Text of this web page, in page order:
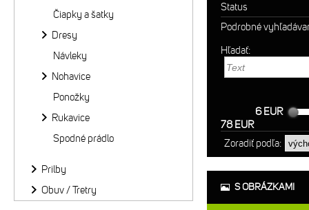
Status
Podrobné
Hľadať:
6 EUR
78 EUR
Zoradiť podľa:
S OBRÁZKAMI
Čiapky a šatky
Dresy
Návleky
Nohavice
Ponožky
Rukavice
Spodné prádlo
Prilby
Obuv / Tretry